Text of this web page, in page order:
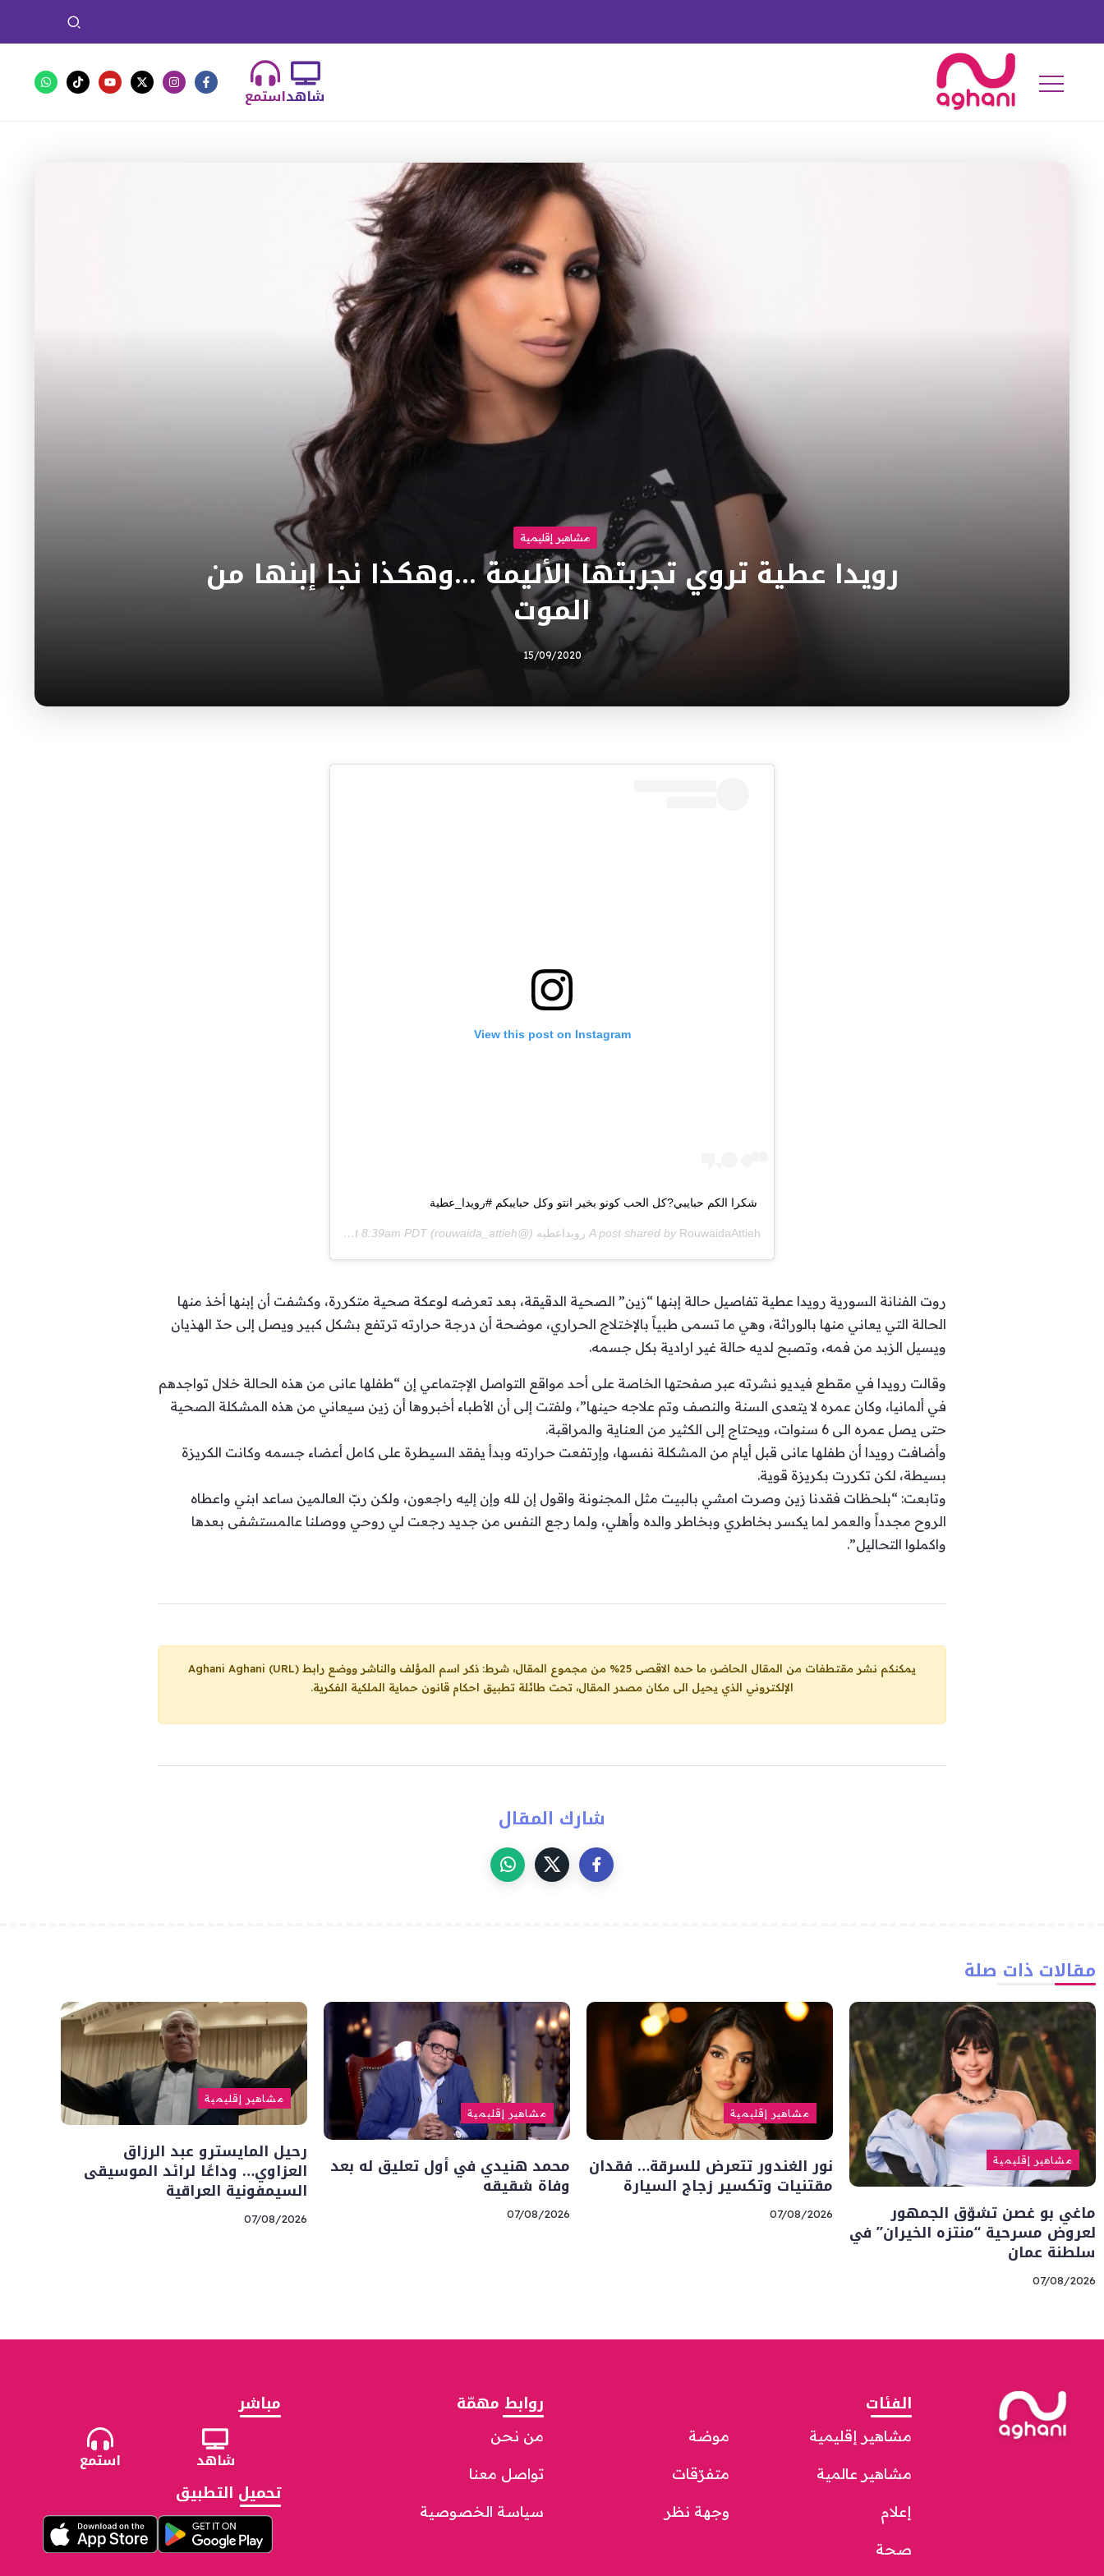
استمعشاهد
مشاهير إقليمية
رويدا عطية تروي تجربتها الأليمة …وهكذا نجا إبنها من
الموت
15/09/2020
View this post on Instagram
شكرا الكم حبايبي?كل الحب كونو بخير انتو وكل حبايبكم #رويدا_عطية
A post shared by RouwaidaAttieh رويداعطيه (@rouwaida_attieh) on
Sep 14, 2020 at 8:39am PDT
روت الفنانة السورية رويدا عطية تفاصيل حالة إبنها “زين” الصحية الدقيقة، بعد تعرضه لوعكة صحية متكررة، وكشفت أن إبنها أخذ منها
الحالة التي يعاني منها بالوراثة، وهي ما تسمى طبياً بالإختلاج الحراري، موضحة أن درجة حرارته ترتفع بشكل كبير ويصل إلى حدّ الهذيان
ويسيل الزبد من فمه، وتصبح لديه حالة غير ارادية بكل جسمه.
وقالت رويدا في مقطع فيديو نشرته عبر صفحتها الخاصة على أحد مواقع التواصل الإجتماعي إن “طفلها عانى من هذه الحالة خلال تواجدهم
في ألمانيا، وكان عمره لا يتعدى السنة والنصف وتم علاجه حينها”، ولفتت إلى أن الأطباء أخبروها أن زين سيعاني من هذه المشكلة الصحية
حتى يصل عمره الى 6 سنوات، ويحتاج إلى الكثير من العناية والمراقبة.
وأضافت رويدا أن طفلها عانى قبل أيام من المشكلة نفسها، وإرتفعت حرارته وبدأ يفقد السيطرة على كامل أعضاء جسمه وكانت الكريزة
بسيطة، لكن تكررت بكريزة قوية.
وتابعت: “بلحظات فقدنا زين وصرت امشي بالبيت مثل المجنونة واقول إن لله وإن إليه راجعون، ولكن ربّ العالمين ساعد ابني واعطاه
الروح مجدداً والعمر لما يكسر بخاطري وبخاطر والده وأهلي، ولما رجع النفس من جديد رجعت لي روحي ووصلنا عالمستشفى بعدها
واكملوا التحاليل”.
يمكنكم نشر مقتطفات من المقال الحاضر، ما حده الاقصى 25% من مجموع المقال، شرط: ذكر اسم المؤلف والناشر ووضع رابط
Aghani Aghani (URL)
الإلكتروني الذي يحيل الى مكان مصدر المقال، تحت طائلة تطبيق احكام قانون حماية الملكية الفكرية.
شارك المقال
مقالات ذات صلة
مشاهير إقليمية
ماغي بو غصن تشوّق الجمهور
لعروض مسرحية “منتزه الخيران” في
سلطنة عمان
07/08/2026
مشاهير إقليمية
نور الغندور تتعرض للسرقة… فقدان
مقتنيات وتكسير زجاج السيارة
07/08/2026
مشاهير إقليمية
محمد هنيدي في أول تعليق له بعد
وفاة شقيقه
07/08/2026
مشاهير إقليمية
رحيل المايسترو عبد الرزاق
العزاوي… وداعًا لرائد الموسيقى
السيمفونية العراقية
07/08/2026
الفئات
مشاهير إقليمية
مشاهير عالمية
إعلام
صحة
موضة
متفرّقات
وجهة نظر
روابط مهمّة
من نحن
تواصل معنا
سياسة الخصوصية
مباشر
شاهد استمع
تحميل التطبيق